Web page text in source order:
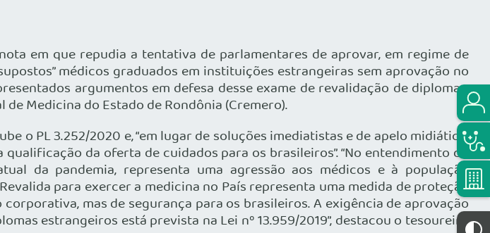
em que repudia a tentativa de parlamentares de aprovar, em regime de
médicos graduados em instituições estrangeiras sem aprovação no
argumentos em defesa desse exame de revalidação de diplomas,
Medicina do Estado de Rondônia (Cremero).
o PL 3.252/2020 e, “em lugar de soluções imediatistas e de apelo midiático,
da oferta de cuidados para os brasileiros”. “No entendimento do
da pandemia, representa uma agressão aos médicos e à população
para exercer a medicina no País representa uma medida de proteção
mas de segurança para os brasileiros. A exigência de aprovação
estrangeiros está prevista na Lei nº 13.959/2019”, destacou o tesoureiro